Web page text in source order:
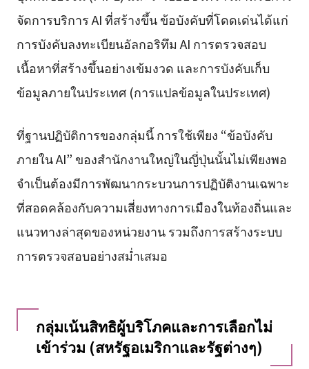
จัดการบริการ AI ที่สร้างขึ้น ข้อบังคับที่โดดเด่นได้แก่
การบังคับลงทะเบียนอัลกอริทึม AI การตรวจสอบ
เนื้อหาที่สร้างขึ้นอย่างเข้มงวด และการบังคับเก็บ
ข้อมูลภายในประเทศ (การแปลข้อมูลในประเทศ)
ที่ฐานปฏิบัติการของกลุ่มนี้ การใช้เพียง “ข้อบังคับ
ภายใน AI” ของสำนักงานใหญ่ในญี่ปุ่นนั้นไม่เพียงพอ
จำเป็นต้องมีการพัฒนากระบวนการปฏิบัติงานเฉพาะ
ที่สอดคล้องกับความเสี่ยงทางการเมืองในท้องถิ่นและ
แนวทางล่าสุดของหน่วยงาน รวมถึงการสร้างระบบ
การตรวจสอบอย่างสม่ำเสมอ
กลุ่มเน้นสิทธิผู้บริโภคและการเลือกไม่
เข้าร่วม (สหรัฐอเมริกาและรัฐต่างๆ)